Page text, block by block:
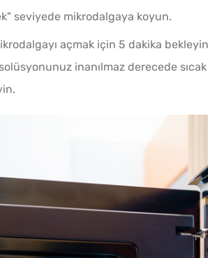
seviyede mikrodalgaya koyun.
açmak için 5 dakika
inanılmaz derecede